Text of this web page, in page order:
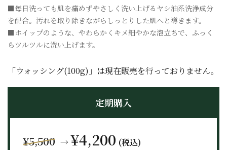
■毎日洗っても肌を痛めずやさしく洗い上げるヤシ油系洗浄成分
を配合。汚れを取り除きながらしっとりした肌へと導きます。
■ホイップのような、やわらかくキメ細やかな泡立ちで、ふっく
らツルツルに洗い上げます。
「ウォッシング(100g)」は現在販売を行っておりません。
定期購入
¥5,500 → ¥4,200 (税込)